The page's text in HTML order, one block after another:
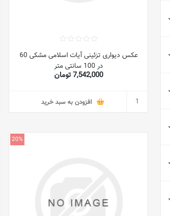
عکس دیواری تزئینی آیات اسلامی مشکی 60
در 100 سانتی متر
7,542,000 تومان
افزودن به سبد خرید
20%